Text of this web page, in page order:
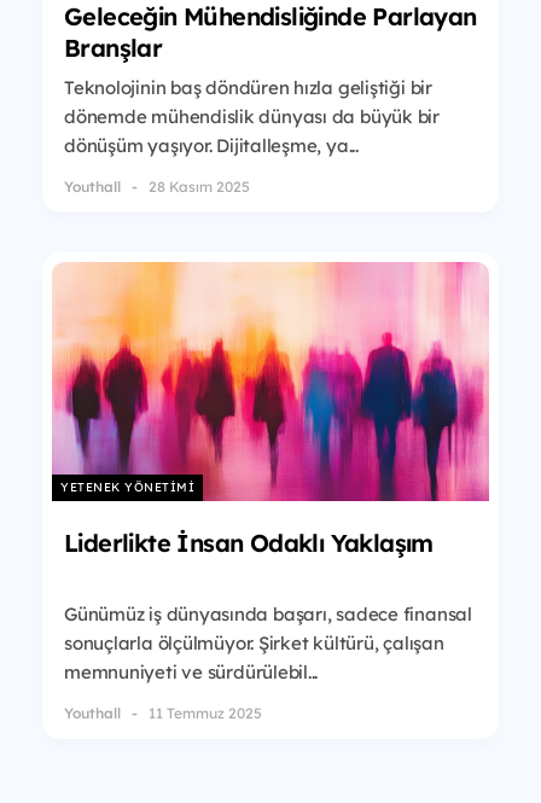
Geleceğin Mühendisliğinde Parlayan
Branşlar
Teknolojinin baş döndüren hızla geliştiği bir
dönemde mühendislik dünyası da büyük bir
dönüşüm yaşıyor. Dijitalleşme, ya...
Youthall 28 Kasım 2025
YETENEK YÖNETIMI
Liderlikte İnsan Odaklı Yaklaşım
Günümüz iş dünyasında başarı, sadece finansal
sonuçlarla ölçülmüyor. Şirket kültürü, çalışan
memnuniyeti ve sürdürülebil...
Youthall 11 Temmuz 2025